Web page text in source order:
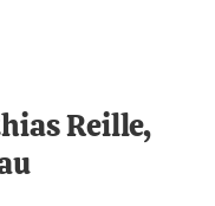
Reille,